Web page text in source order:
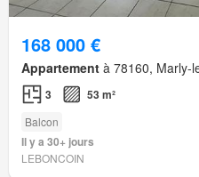
168 000 €
Appartement à 78160, Marly-
3 53 m²
Balcon
Il y a 30+ jours
LEBONCOIN